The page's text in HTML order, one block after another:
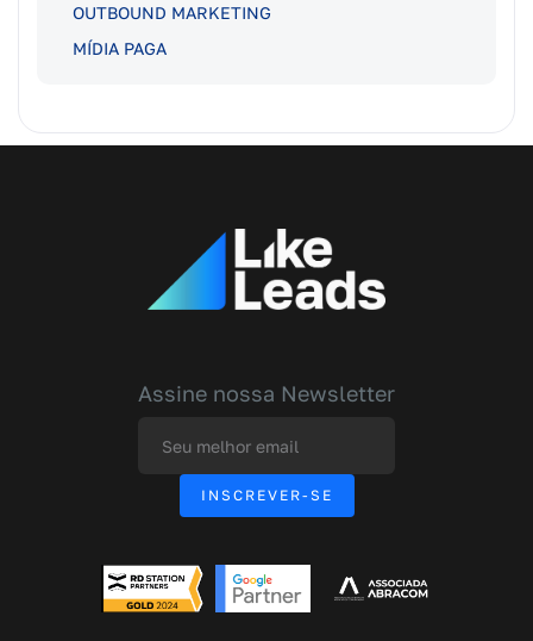
OUTBOUND MARKETING
MÍDIA PAGA
Assine nossa Newsletter